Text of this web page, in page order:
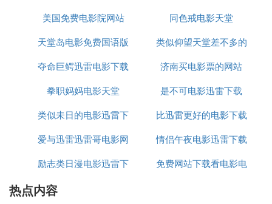
雷下载
影迅雷下载
美国免费电影院网站
同色戒电影天堂
天堂岛电影免费国语版
类似仰望天堂差不多的
电影
夺命巨鳄迅雷电影下载
济南买电影票的网站
拳职妈妈电影天堂
是不可电影迅雷下载
类似未日的电影迅雷下
载
比迅雷更好的电影下载
app
爱与迅雷迅雷哥电影网
情侣午夜电影迅雷下载
迅雷下载
励志类日漫电影迅雷下
免费网站下载看电影电
热点内容